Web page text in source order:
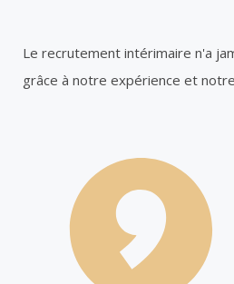
Le recrutement intérimaire n'a
grâce à notre expérience et